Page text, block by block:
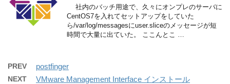
社内のバッチ用途で、久々にオンプレのサーバに
CentOS7を入れてセットアップをしていた
ら/var/log/messagesにuser.sliceのメッセージが短
時間で大量に出ていた。 ここんとこ …
PREV postfinger
NEXT VMware Management Interface インストール